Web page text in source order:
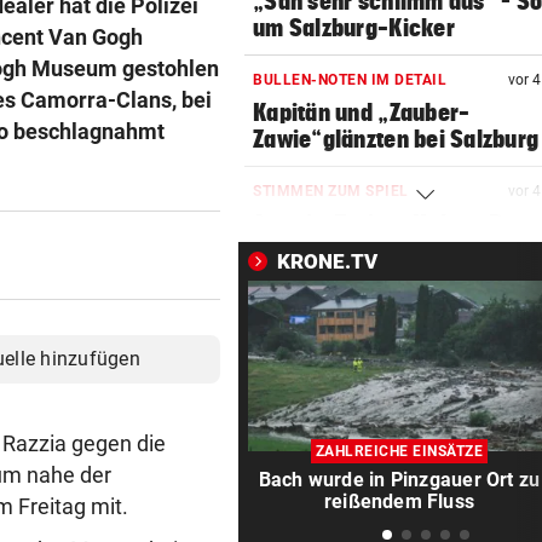
hat die Polizei
Van Gogh
Museum gestohlen
Camorra-Clans, bei
beschlagnahmt
hinzufügen
gegen die
nahe der
Freitag mit.
um Salzburg-Kicker
BULLEN-NOTEN IM DETAIL vor
Kapitän und „Zauber-
Zawie“glänzten bei Salzburg
STIMMEN ZUM SPIEL vor
uns besser!“
KUNDENDATEN BETROFFEN vor 4
Cyberangriff auf Wiener
Schmuckhändler Frey Wille
EUROPA-LEAGUE-QUALI vor
Joker Tabakovic führt
Last-Minute-Sieg
KRONE.TV
ZAHLREICHE EINSÄTZE
Bach wurde in Pinzgauer Ort zu
reißendem Fluss